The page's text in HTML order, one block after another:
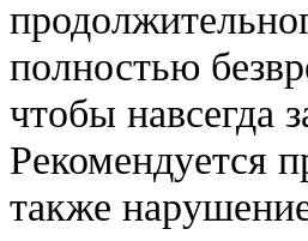
полностью
чтобы навсегда
Рекомендуется
также